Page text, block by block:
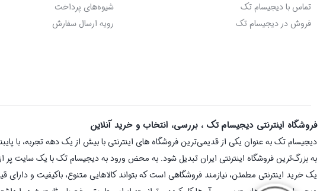
تماس با دیجیسام تک
فروش در دیجیسام تک
شیوه‌های پرداخت
رویه ارسال سفارش
فروشگاه اینترنتی دیجیسام تک ، بررسی، انتخاب و خرید آنلاین
به بزرگ‌ترین فروشگاه اینترنتی ایران تبدیل شود. به محض ورود به دیجیسام تک با یک سایت پر
یک خرید اینترنتی مطمئن، نیازمند فروشگاهی است که بتواند کالاهایی متنوع، باکیفیت و